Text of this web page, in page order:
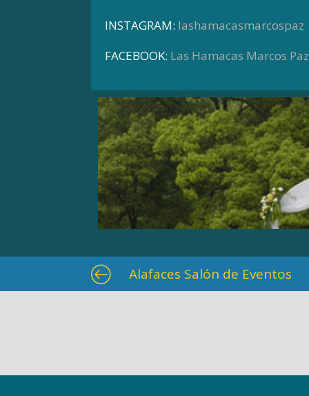
INSTAGRAM: lashamacasmarcospaz
FACEBOOK: Las Hamacas Marcos Paz
Alafaces Salón de Eventos